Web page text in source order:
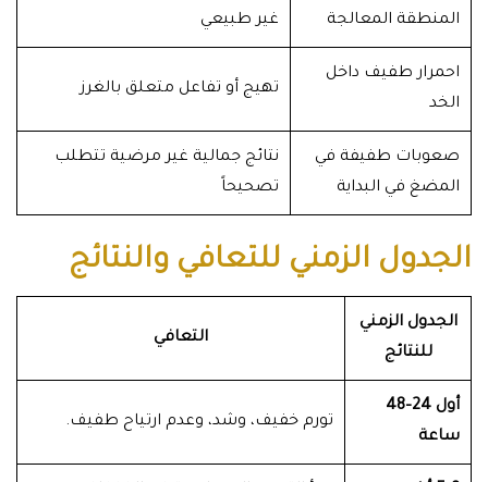
المنطقة المعالجة
غير طبيعي
احمرار طفيف داخل
الخد
تهيج أو تفاعل متعلق بالغرز
صعوبات طفيفة في
المضغ في البداية
نتائج جمالية غير مرضية تتطلب
تصحيحاً
الجدول الزمني للتعافي والنتائج
الجدول الزمني
للنتائج
التعافي
أول 24–48
ساعة
تورم خفيف، وشد، وعدم ارتياح طفيف.